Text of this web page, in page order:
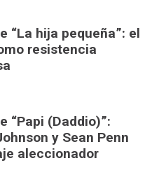
“La hija pequeña”: el
resistencia
“Papi (Daddio)”:
y Sean Penn
aleccionador